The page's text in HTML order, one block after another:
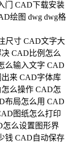
CAD下载安装
绘图 dwg dwg格
尺寸 CAD文字大
决 CAD比例怎么
么输入文字 CAD
来 CAD字体库
么操作 CAD怎
布局怎么用 CAD
图纸怎么打印
怎么设置图形界
钱 CAD自动保存